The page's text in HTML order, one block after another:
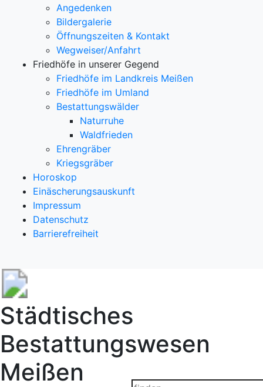
Angedenken
Bildergalerie
Öffnungszeiten & Kontakt
Wegweiser/Anfahrt
Friedhöfe in unserer Gegend
Friedhöfe im Landkreis Meißen
Friedhöfe im Umland
Bestattungswälder
Naturruhe
Waldfrieden
Ehrengräber
Kriegsgräber
Horoskop
Einäscherungsauskunft
Impressum
Datenschutz
Barrierefreiheit
Städtisches
Bestattungswesen
Meißen